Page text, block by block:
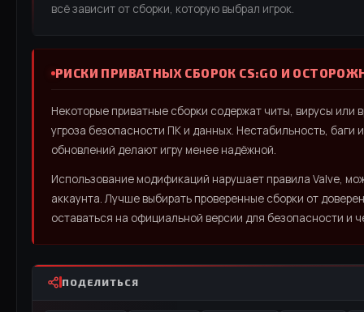
всё зависит от сборки, которую выбрал игрок.
РИСКИ ПРИВАТНЫХ СБОРОК CS:GO И
Некоторые приватные сборки содержат читы, вирусы или
угроза безопасности ПК и данных. Нестабильность, баги
обновлений делают игру менее надёжной.
Использование модификаций нарушает правила Valve,
аккаунта. Лучше выбирать проверенные сборки от
оставаться на официальной версии для безопасности и
ПОДЕЛИТЬСЯ